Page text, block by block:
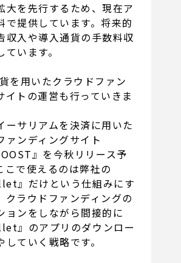
大を先行するため、現在ア
で提供しています。将来的
収入や導入通貨の手数料収
います。
を用いたクラウドファン
イトの運営も行っていきま
ーサリアムを決済に用いた
ァンディングサイト
』を今秋リリース予
こで使えるのは弊社の
』だけという仕組みにす
クラウドファンディングの
ョンをしながら間接的に
』のアプリのダウンロー
していく戦略です。